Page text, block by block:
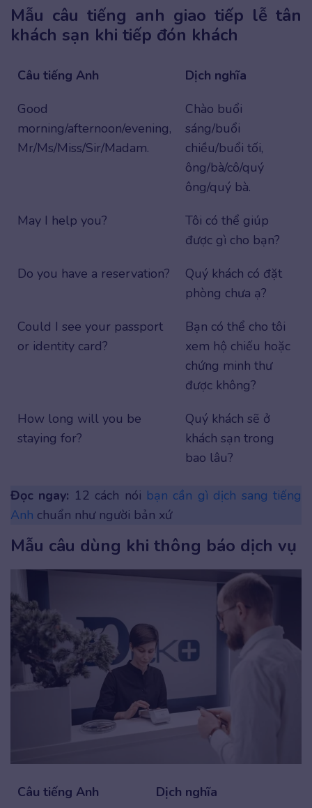
Mẫu câu tiếng anh giao tiếp lễ tân
khách sạn khi tiếp đón khách
Câu tiếng Anh
Dịch nghĩa
Good
morning/afternoon/evening,
Mr/Ms/Miss/Sir/Madam.
Chào buổi
sáng/buổi
chiều/buổi tối,
ông/bà/cô/quý
ông/quý bà.
May I help you?
Tôi có thể giúp
được gì cho bạn?
Do you have a reservation?
Quý khách có đặt
phòng chưa ạ?
Could I see your passport
or identity card?
Bạn có thể cho tôi
xem hộ chiếu hoặc
chứng minh thư
được không?
How long will you be
staying for?
Quý khách sẽ ở
khách sạn trong
bao lâu?
Đọc ngay: 12 cách nói bạn cần gì dịch sang tiếng
Anh chuẩn như người bản xứ
Mẫu câu dùng khi thông báo dịch vụ
Câu tiếng Anh
Dịch nghĩa